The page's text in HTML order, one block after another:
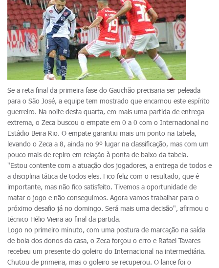
Se a reta final da primeira fase do Gauchão precisaria ser peleada
para o São José, a equipe tem mostrado que encarnou este espírito
guerreiro. Na noite desta quarta, em mais uma partida de entrega
extrema, o Zeca buscou o empate em 0 a 0 com o Internacional no
Estádio Beira Rio. O empate garantiu mais um ponto na tabela,
levando o Zeca a 8, ainda no 9º lugar na classificação, mas com um
pouco mais de repiro em relação à ponta de baixo da tabela.
"Estou contente com a atuação dos jogadores, a entrega de todos e
a disciplina tática de todos eles. Fico feliz com o resultado, que é
importante, mas não fico satisfeito. Tivemos a oportunidade de
matar o jogo e não conseguimos. Agora vamos trabalhar para o
próximo desafio já no domingo. Será mais uma decisão", afirmou o
técnico Hélio Vieira ao final da partida.
Logo no primeiro minuto, com uma postura de marcação na saída
de bola dos donos da casa, o Zeca forçou o erro e Rafael Tavares
recebeu um presente do goleiro do Internacional na intermediária.
Chutou de primeira, mas o goleiro se recuperou. O lance foi o